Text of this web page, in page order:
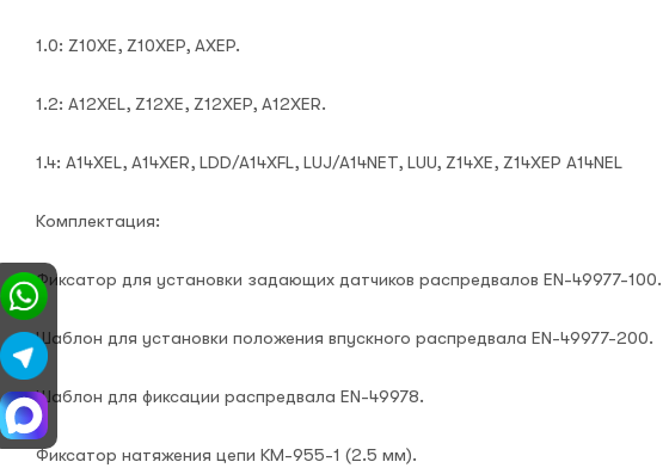
1.0: Z10XE, Z10XEP, AXEP.
1.2: A12XEL, Z12XE, Z12XEP, A12XER.
1.4: A14XEL, A14XER, LDD/A14XFL, LUJ/A14NET, LUU, Z14XE, Z14XEP A14NEL
Комплектация:
Фиксатор для установки задающих датчиков распредвалов EN-49977-100.
Шаблон для установки положения впускного распредвала EN-49977-200.
Шаблон для фиксации распредвала EN-49978.
Фиксатор натяжения цепи KM-955-1 (2.5 мм).